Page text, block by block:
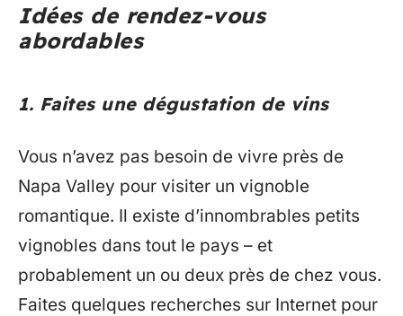
Idées de rendez-vous
abordables
1. Faites une dégustation de vins
Vous n’avez pas besoin de vivre près de
Napa Valley pour visiter un vignoble
romantique. Il existe d’innombrables petits
vignobles dans tout le pays – et
probablement un ou deux près de chez vous.
Faites quelques recherches sur Internet pour